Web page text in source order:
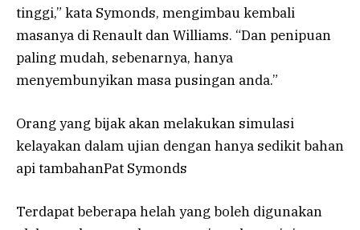
tinggi,” kata Symonds, mengimbau kembali
masanya di Renault dan Williams. “Dan penipuan
paling mudah, sebenarnya, hanya
menyembunyikan masa pusingan anda.”
Orang yang bijak akan melakukan simulasi
kelayakan dalam ujian dengan hanya sedikit bahan
api tambahanPat Symonds
Terdapat beberapa helah yang boleh digunakan